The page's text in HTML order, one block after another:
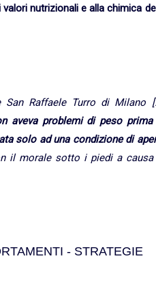
nutrizionali e alla chimica
San Raffaele Turro di Milano
aveva problemi di peso prima
solo ad una condizione di
il morale sotto i piedi a causa
- STRATEGIE